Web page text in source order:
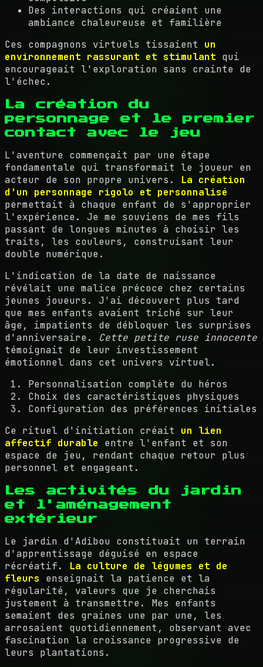
Des interactions qui créaient une
ambiance chaleureuse et familière
Ces compagnons virtuels tissaient un
environnement rassurant et stimulant qui
encourageait l'exploration sans crainte de
l'échec.
La création du
personnage et le premier
contact avec le jeu
L'aventure commençait par une étape
fondamentale qui transformait le joueur en
acteur de son propre univers. La création
d'un personnage rigolo et personnalisé
permettait à chaque enfant de s'approprier
l'expérience. Je me souviens de mes fils
passant de longues minutes à choisir les
traits, les couleurs, construisant leur
double numérique.
L'indication de la date de naissance
révélait une malice précoce chez certains
jeunes joueurs. J'ai découvert plus tard
que mes enfants avaient triché sur leur
âge, impatients de débloquer les surprises
d'anniversaire. Cette petite ruse innocente
témoignait de leur investissement
émotionnel dans cet univers virtuel.
Personnalisation complète du héros
Choix des caractéristiques physiques
Configuration des préférences initiales
Ce rituel d'initiation créait un lien
affectif durable entre l'enfant et son
espace de jeu, rendant chaque retour plus
personnel et engageant.
Les activités du jardin
et l'aménagement
extérieur
Le jardin d'Adibou constituait un terrain
d'apprentissage déguisé en espace
récréatif. La culture de légumes et de
fleurs enseignait la patience et la
régularité, valeurs que je cherchais
justement à transmettre. Mes enfants
semaient des graines une par une, les
arrosaient quotidiennement, observant avec
fascination la croissance progressive de
leurs plantations.